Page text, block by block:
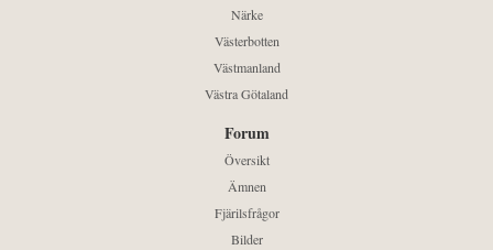
Närke
Västerbotten
Västmanland
Västra Götaland
Forum
Översikt
Ämnen
Fjärilsfrågor
Bilder